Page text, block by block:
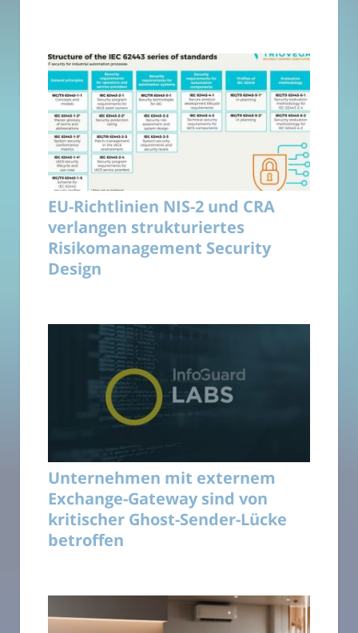
EU-Richtlinien NIS-2 und CRA
verlangen strukturiertes
Risikomanagement Security
Design
Unternehmen mit externem
Exchange-Gateway sind von
kritischer Ghost-Sender-Lücke
betroffen